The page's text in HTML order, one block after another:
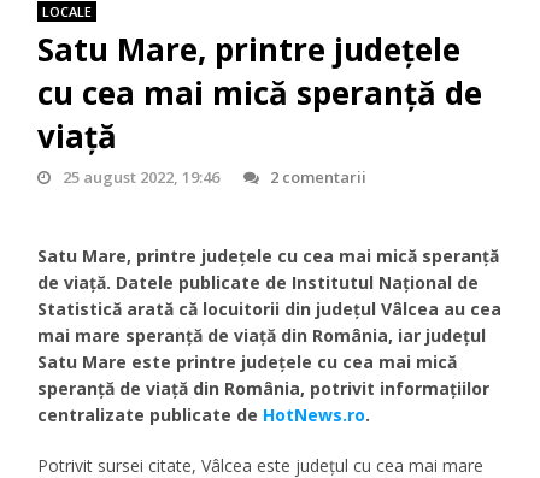
LOCALE
Satu Mare, printre județele
cu cea mai mică speranță de
viață
25 august 2022, 19:46 2 comentarii
Satu Mare, printre județele cu cea mai mică speranță
de viață. Datele publicate de Institutul Național de
Statistică arată că locuitorii din județul Vâlcea au cea
mai mare speranță de viață din România, iar județul
Satu Mare este printre județele cu cea mai mică
speranță de viață din România, potrivit informațiilor
centralizate publicate de HotNews.ro.
Potrivit sursei citate, Vâlcea este județul cu cea mai mare